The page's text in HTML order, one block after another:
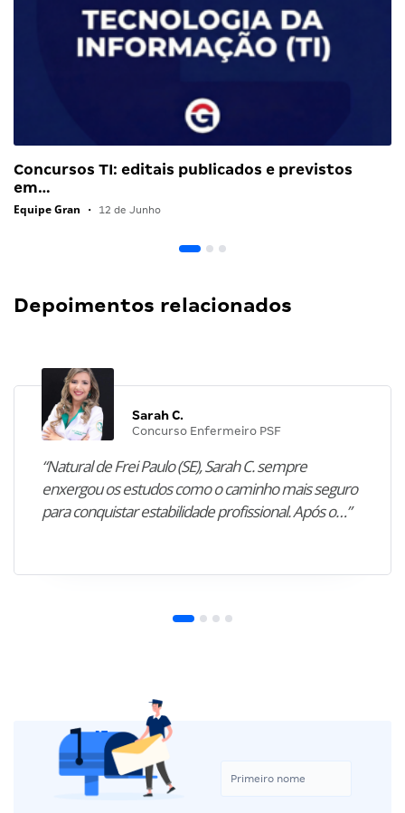
Concursos TI: editais publicados e previstos
em…
Equipe Gran • 12 de Junho
Depoimentos relacionados
Sarah C.
Concurso Enfermeiro PSF
“Natural de Frei Paulo (SE), Sarah C. sempre
enxergou os estudos como o caminho mais seguro
para conquistar estabilidade profissional. Após o…”